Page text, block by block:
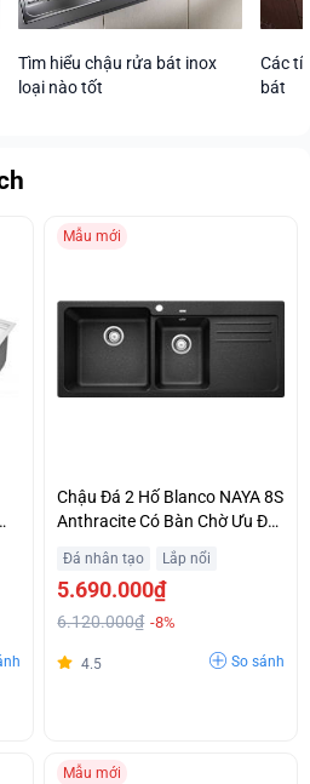
Tìm hiểu chậu rửa bát inox
loại nào tốt
Các
bát
Mẫu mới
Chậu Đá 2 Hố Blanco NAYA 8S
Anthracite Có Bàn Chờ Ưu Đãi
Đá nhân tạo Lắp nổi
5.690.000₫
6.120.000₫ -8%
4.5 So sánh
Mẫu mới